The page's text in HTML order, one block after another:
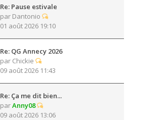
Re: Pause estivale
par Dantonio
01 août 2026 19:10
Re: QG Annecy 2026
par Chickie
09 août 2026 11:43
Re: Ça me dit bien...
parAnny08
09 août 2026 13:06